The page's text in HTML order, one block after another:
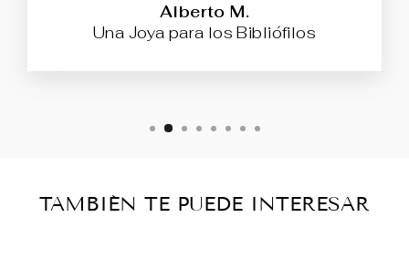
Alberto M.
Una Joya para los Bibliófilos
TAMBIÉN TE PUEDE INTERESAR